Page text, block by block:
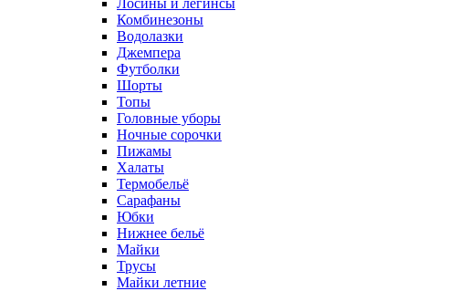
Лосины и легинсы
Комбинезоны
Водолазки
Джемпера
Футболки
Шорты
Топы
Головные уборы
Ночные сорочки
Пижамы
Халаты
Термобельё
Сарафаны
Юбки
Нижнее бельё
Майки
Трусы
Майки летние